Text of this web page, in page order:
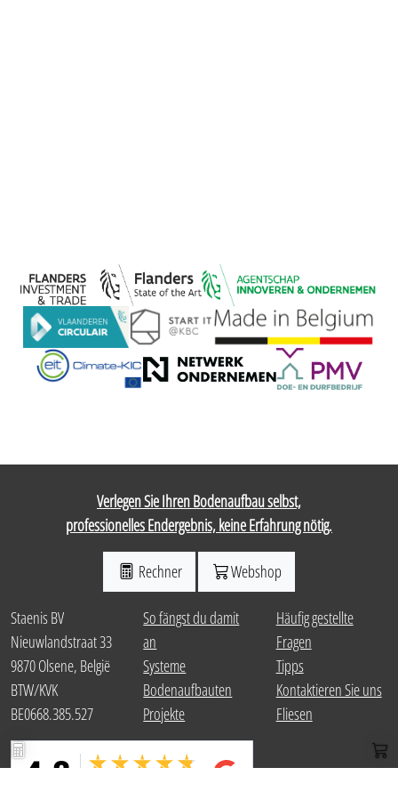
Verlegen Sie Ihren Bodenaufbau selbst,
professionelles Endergebnis, keine Erfahrung nötig.
Rechner Webshop
Staenis BV
Nieuwlandstraat 33
9870 Olsene, België
BTW/KVK
BE0668.385.527
So fängst du damit
an
Systeme
Bodenaufbauten
Projekte
Häufig gestellte
Fragen
Tipps
Kontaktieren Sie uns
Fliesen